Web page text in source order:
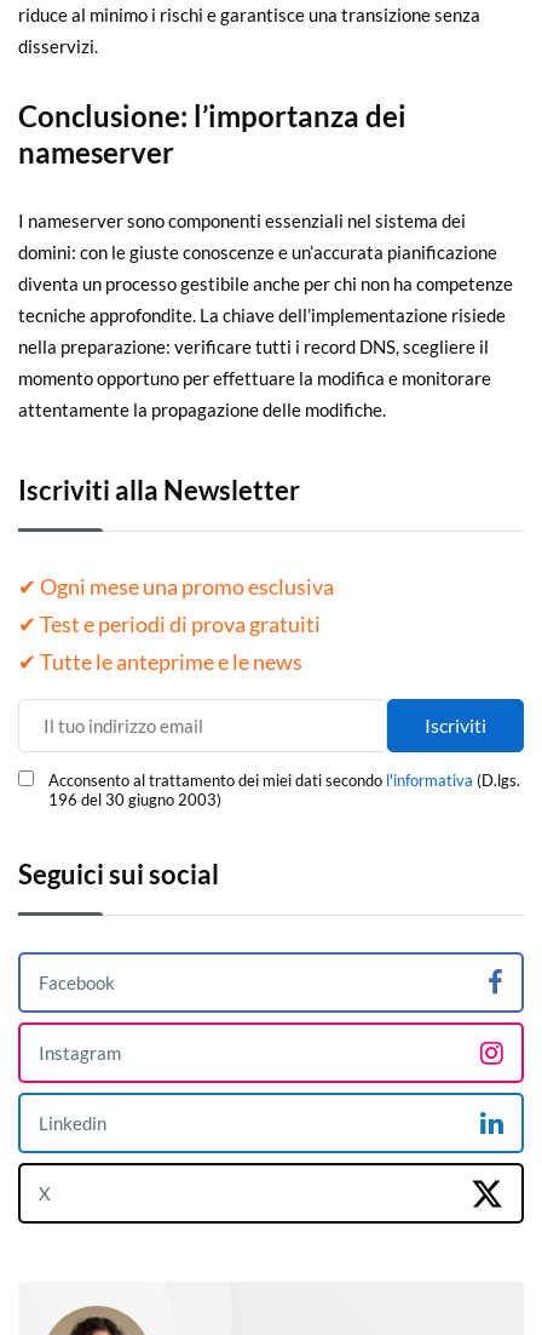
riduce al minimo i rischi e garantisce una transizione senza
disservizi.
Conclusione: l’importanza dei
nameserver
I nameserver sono componenti essenziali nel sistema dei
domini: con le giuste conoscenze e un’accurata pianificazione
diventa un processo gestibile anche per chi non ha competenze
tecniche approfondite. La chiave dell’implementazione risiede
nella preparazione: verificare tutti i record DNS, scegliere il
momento opportuno per effettuare la modifica e monitorare
attentamente la propagazione delle modifiche.
Iscriviti alla Newsletter
✔ Ogni mese una promo esclusiva
✔ Test e periodi di prova gratuiti
✔ Tutte le anteprime e le news
Acconsento al trattamento dei miei dati secondo l'informativa (D.lgs.
196 del 30 giugno 2003)
Seguici sui social
Facebook
Instagram
Linkedin
X